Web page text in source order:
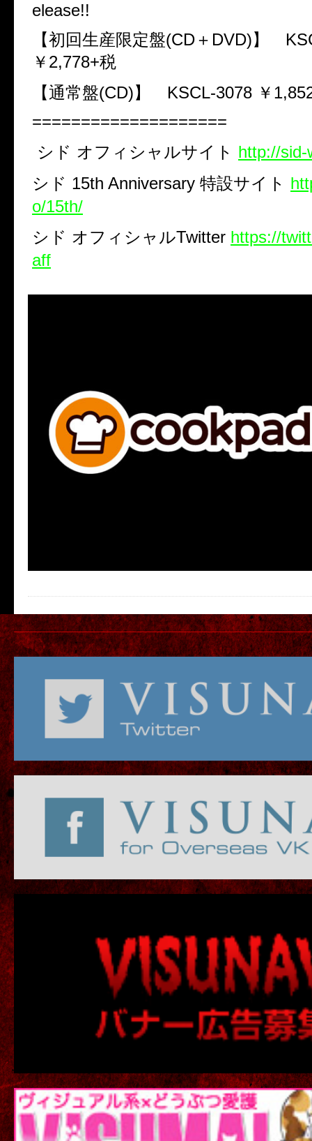
elease!!
【初回生産限定盤(CD＋DVD)】
￥2,778+税
【通常盤(CD)】 KSCL-3078 ￥
====================
シド オフィシャルサイト http://sid-
シド 15th Anniversary 特設サイト
o/15th/
シド オフィシャルTwitter https://
aff